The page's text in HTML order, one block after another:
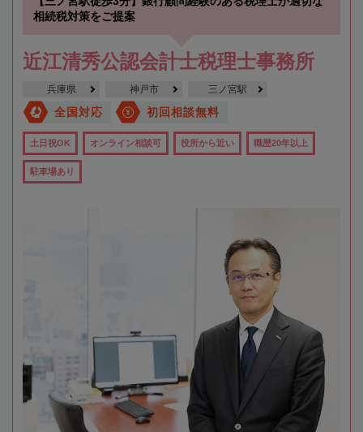
相続税対策をご提案
近江清秀公認会計士税理士事務所
兵庫県 神戸市 三ノ宮駅
全国対応 初回相談無料
土日祝OK オンライン相談可 役所から近い 職歴20年以上
駐車場あり